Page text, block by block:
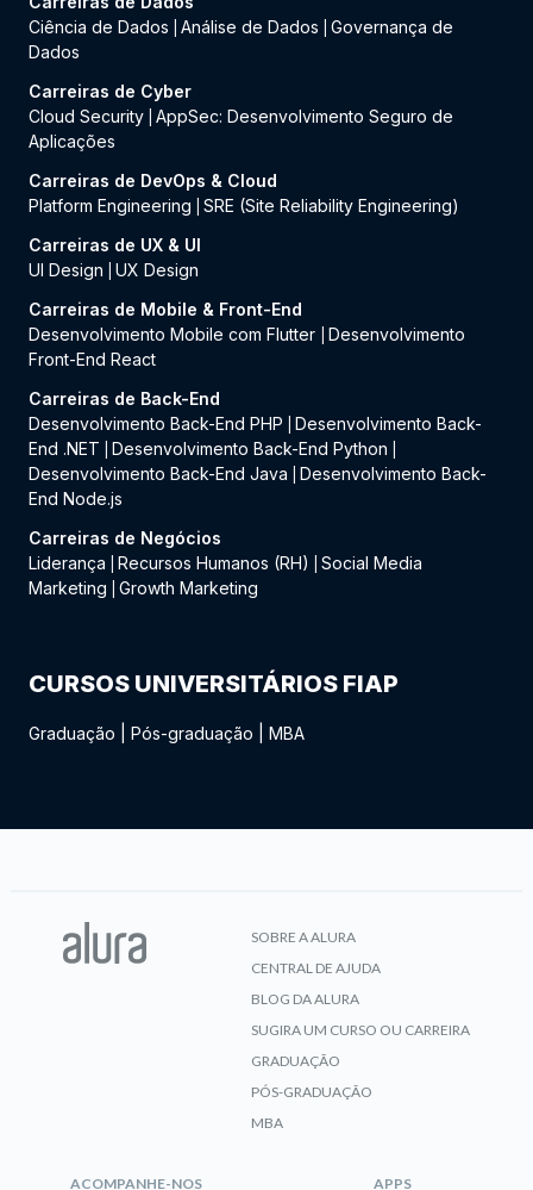
Ciência de Dados
Análise de Dados
Governança de
Dados
Carreiras de Cyber
Cloud Security AppSec: Desenvolvimento Seguro de
Aplicações
Carreiras de DevOps & Cloud
Platform Engineering
SRE (Site Reliability Engineering)
Carreiras de UX & UI
UI Design
UX Design
Carreiras de Mobile & Front-End
Desenvolvimento Mobile com Flutter
Desenvolvimento
Front-End React
Carreiras de Back-End
Desenvolvimento Back-End PHP
Desenvolvimento Back-
End .NET
Desenvolvimento Back-End Python
Desenvolvimento Back-End Java
Desenvolvimento Back-
End Node.js
Carreiras de Negócios
Liderança
Recursos Humanos (RH)
Social Media
Marketing
Growth Marketing
CURSOS UNIVERSITÁRIOS FIAP
Graduação Pós-graduação MBA
SOBRE A ALURA
CENTRAL DE AJUDA
BLOG DA ALURA
SUGIRA UM CURSO OU CARREIRA
GRADUAÇÃO
PÓS-GRADUAÇÃO
MBA
ACOMPANHE-NOS APPS